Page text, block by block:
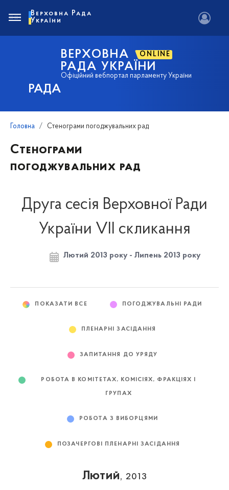
РАДА
ВЕРХОВНА ONLINE
РАДА УКРАЇНИ
Офіційний вебпортал парламенту України
Верховна Рада
України
Головна Стенограми погоджувальних рад
Стенограми
погоджувальних рад
Друга сесія Верховної Ради
України VII скликання
Лютий 2013 року - Липень 2013 року
ПОКАЗАТИ ВСЕ ПОГОДЖУВАЛЬНІ РАДИ
ПЛЕНАРНІ ЗАСІДАННЯ
ЗАПИТАННЯ ДО УРЯДУ
РОБОТА В КОМІТЕТАХ, КОМІСІЯХ, ФРАКЦІЯХ І
ГРУПАХ
РОБОТА З ВИБОРЦЯМИ
ПОЗАЧЕРГОВІ ПЛЕНАРНІ ЗАСІДАННЯ
Лютий, 2013